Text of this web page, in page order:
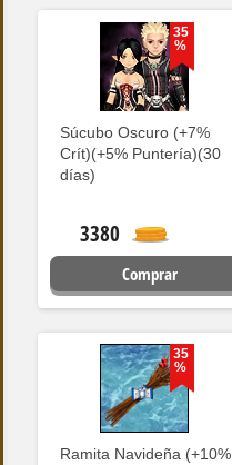
35
%
Súcubo Oscuro (+7%
Crít)(+5% Puntería)(30
días)
3380
Comprar
35
%
Ramita Navideña (+10%